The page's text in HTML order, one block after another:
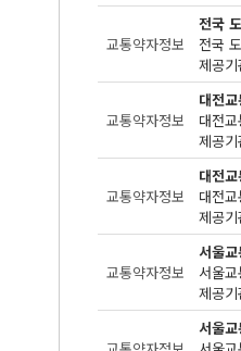
교통약자정보
전국
제공
교통약자정보
대전
제공
교통약자정보
대전
제공
교통약자정보
서울
제공
서울